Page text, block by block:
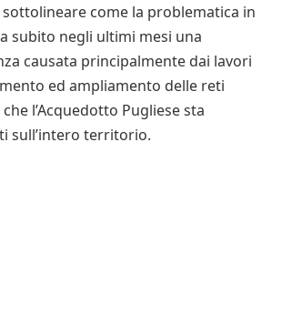
come la problematica in
subito negli ultimi mesi una
causata principalmente dai lavori
ed ampliamento delle reti
l’Acquedotto Pugliese sta
sull’intero territorio.